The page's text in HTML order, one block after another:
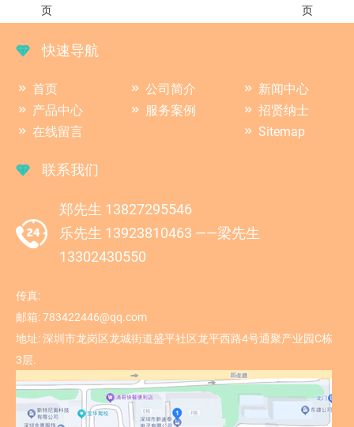
页
页
快速导航
首页 公司简介
新闻中心
产品中心
服务案例
招贤纳士
在线留言
Sitemap
联系我们
郑先生 13827295546
乐先生 13923810463 ——梁先生
13302430550
传真:
邮箱:783422446@qq.com
地址:深圳市龙岗区龙城街道盛平社区龙平西路4号通聚产业园C栋
3层.